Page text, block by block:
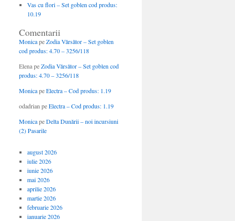
Vas cu flori – Set goblen cod produs:
10.19
Comentarii
MonicapeZodia Vărsător – Set goblen
cod produs: 4.70 – 3256/118
ElenapeZodia Vărsător – Set goblen cod
produs: 4.70 – 3256/118
MonicapeElectra – Cod produs: 1.19
odadrian peElectra – Cod produs: 1.19
MonicapeDelta Dunării – noi incursiuni
(2) Pasarile
august 2026
iulie 2026
iunie 2026
mai 2026
aprilie 2026
martie 2026
februarie 2026
ianuarie 2026